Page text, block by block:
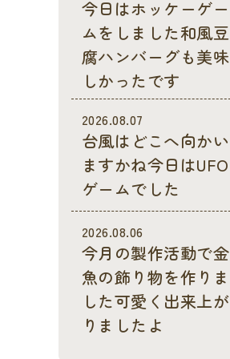
今日はホッケーゲー
ムをしました和風豆
腐ハンバーグも美味
しかったです
2026.08.07
台風はどこへ向かい
ますかね今日はUFO
ゲームでした
2026.08.06
今月の製作活動で金
魚の飾り物を作りま
した可愛く出来上が
りましたよ